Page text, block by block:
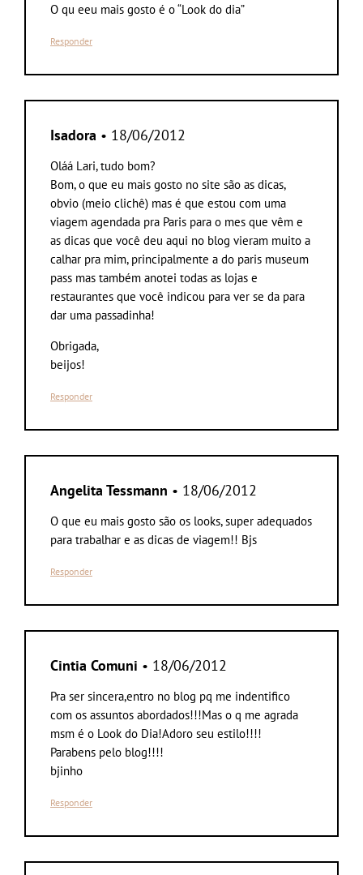
O qu eeu mais gosto é o “Look do dia”
Responder
Isadora • 18/06/2012
Oláá Lari, tudo bom?
Bom, o que eu mais gosto no site são as dicas,
obvio (meio clichê) mas é que estou com uma
viagem agendada pra Paris para o mes que vêm e
as dicas que você deu aqui no blog vieram muito a
calhar pra mim, principalmente a do paris museum
pass mas também anotei todas as lojas e
restaurantes que você indicou para ver se da para
dar uma passadinha!
Obrigada,
beijos!
Responder
Angelita Tessmann • 18/06/2012
O que eu mais gosto são os looks, super adequados
para trabalhar e as dicas de viagem!! Bjs
Responder
Cintia Comuni • 18/06/2012
Pra ser sincera,entro no blog pq me indentifico
com os assuntos abordados!!!Mas o q me agrada
msm é o Look do Dia!Adoro seu estilo!!!!
Parabens pelo blog!!!!
bjinho
Responder